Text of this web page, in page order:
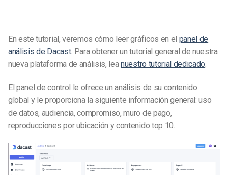
En este tutorial, veremos cómo leer gráficos en el panel de
análisis de Dacast. Para obtener un tutorial general de nuestra
nueva plataforma de análisis, leanuestro tutorial dedicado.
El panel de control le ofrece un análisis de su contenido
global y le proporciona la siguiente información general: uso
de datos, audiencia, compromiso, muro de pago,
reproducciones por ubicación y contenido top 10.